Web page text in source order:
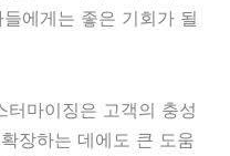
에게는 좋은 기회가 될
마이징은 고객의 충성
장하는 데에도 큰 도움